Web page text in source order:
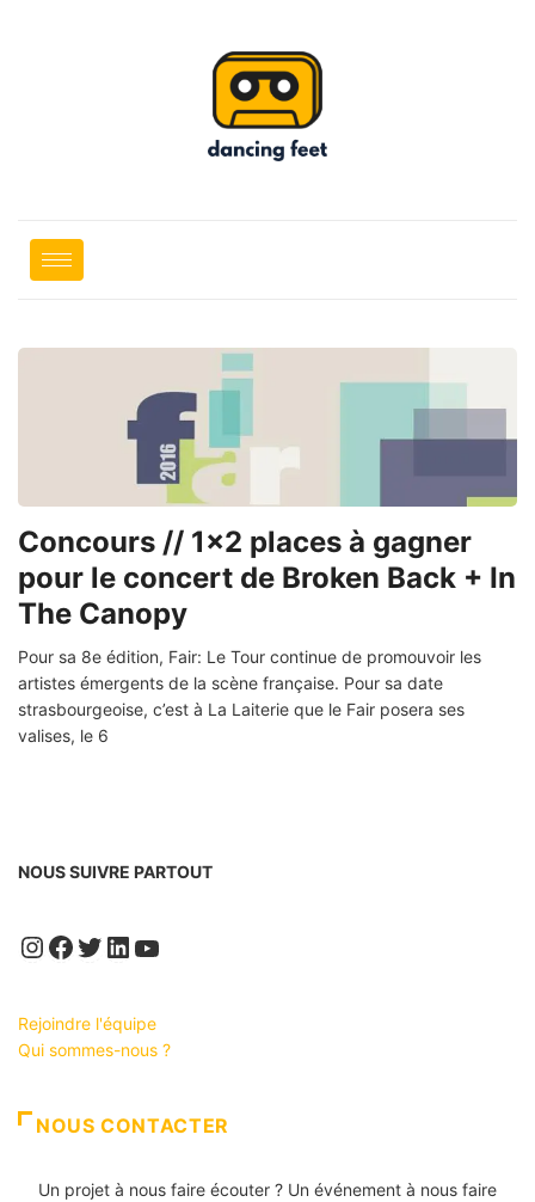
Concours // 1×2 places à gagner
pour le concert de Broken Back + In
The Canopy
Pour sa 8e édition, Fair: Le Tour continue de promouvoir les
artistes émergents de la scène française. Pour sa date
strasbourgeoise, c’est à La Laiterie que le Fair posera ses
valises, le 6
NOUS SUIVRE PARTOUT
Instagram
Facebook
Twitter
LinkedIn
YouTube
Rejoindre l'équipe
Qui sommes-nous ?
NOUS CONTACTER
Un projet à nous faire écouter ? Un événement à nous faire